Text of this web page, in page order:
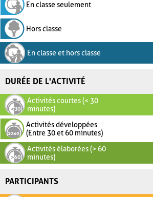
En classe seulement
Hors classe
En classe et hors classe
DURÉE DE L'ACTIVITÉ
Activités courtes (< 30
minutes)
Activités développées
(Entre 30 et 60 minutes)
Activités élaborées (> 60
minutes)
PARTICIPANTS